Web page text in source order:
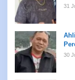
31
30